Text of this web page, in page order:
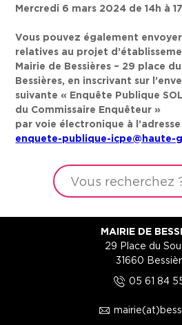
Mercredi 6 mars 2024 de 14h à
Vous pouvez également
relatives au projet
Mairie de Bessières – 29 place
Bessières, en inscrivant sur
suivante « Enquête Publique
du Commissaire Enquêteur »
par voie électronique à
enquete-publique-icpe@haute-
MAIRIE DE
29 Place du
31660
5 05 61 84
1